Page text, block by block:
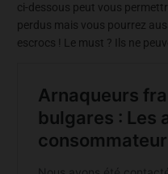
ci-dessous peut vous
perdus mais vous pourrez
escrocs ! Le must ? Ils ne